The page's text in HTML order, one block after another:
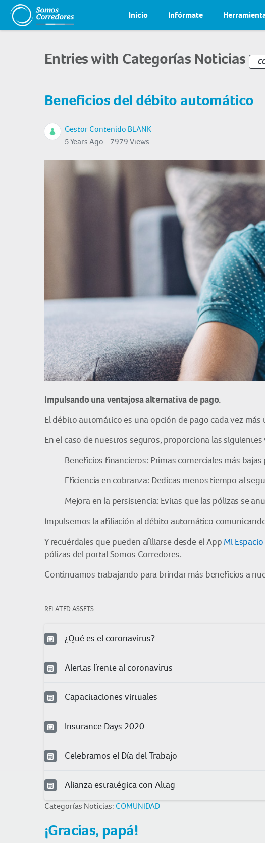
Inicio Infórmate
Entries with Categorías Noticias
Beneficios del débito automático
Gestor Contenido BLANK
5 Years Ago - 7979 Views
Impulsando una ventajosa alternativa de pago.
El débito automático es una opción de pago cada vez
En el caso de nuestros seguros, proporciona las
Beneficios financieros: Primas comerciales más
Eficiencia en cobranza: Dedicas menos tiempo al
Mejora en la persistencia: Evitas que las pólizas se
Impulsemos la afiliación al débito automático
Y recuérdales que pueden afiliarse desde el App Mi
pólizas del portal Somos Corredores.
Continuamos trabajando para brindar más beneficios a
RELATED ASSETS
¿Qué es el coronavirus?
Alertas frente al coronavirus
Capacitaciones virtuales
Insurance Days 2020
Celebramos el Día del Trabajo
Alianza estratégica con Altag
Categorías Noticias: COMUNIDAD
¡Gracias, papá!